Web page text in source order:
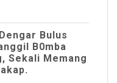
Bulus
B0mba
Sekali Memang